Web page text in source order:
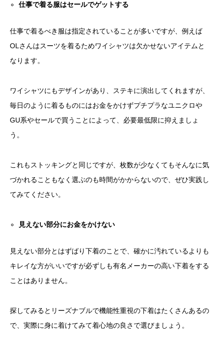
仕事で着る服はセールでゲットする
仕事で着るべき服は指定されていることが多いですが、例えば
OLさんはスーツを着るためワイシャツは欠かせないアイテムと
なります。
ワイシャツにもデザインがあり、ステキに演出してくれますが、
毎日のように着るものにはお金をかけずプチプラなユニクロや
GU系やセールで買うことによって、必要最低限に抑えましょ
う。
これもストッキングと同じですが、枚数が少なくてもそんなに気
づかれることもなく選ぶのも時間がかからないので、ぜひ実践し
てみてください。
見えない部分にお金をかけない
見えない部分とはずばり下着のことで、確かに汚れているよりも
キレイな方がいいですが必ずしも有名メーカーの高い下着をする
ことはありません。
探してみるとリーズナブルで機能性重視の下着はたくさんあるの
で、実際に身に着けてみて着心地の良さで選びましょう。